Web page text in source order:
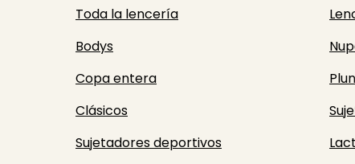
Toda la lencería
Bodys
Copa entera
Clásicos
Sujetadores deportivos